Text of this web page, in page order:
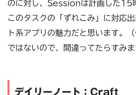
のに対し、Sessionは計画した15
このタスクの「ずれこみ」に対応
ト系アプリの魅力だと思います。
ではないので、間違ってたらすみま
デイリーノート：Craft